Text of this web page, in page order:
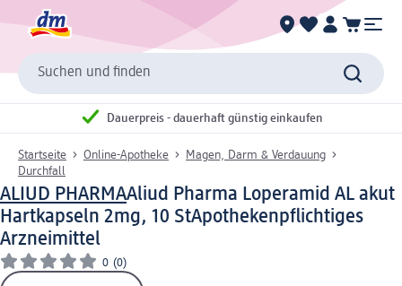
Suchen und finden
Dauerpreis - dauerhaft günstig einkaufen
Startseite Online-Apotheke
Magen, Darm & Verdauung
Durchfall
ALIUD PHARMAAliud Pharma Loperamid AL akut
Hartkapseln 2mg, 10 StApothekenpflichtiges
Arzneimittel
0 (0)